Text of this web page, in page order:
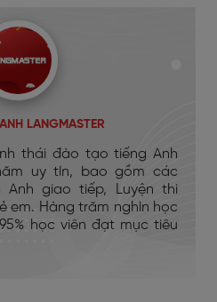
LANGMASTER
thái đào tạo tiếng Anh
uy tín, bao gồm các
Anh giao tiếp, Luyện thi
em. Hàng trăm nghìn học
học viên đạt mục tiêu